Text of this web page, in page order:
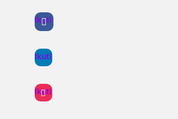
Ikuti
Ikuti
Ikuti